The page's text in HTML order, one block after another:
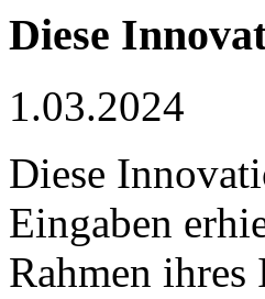
Diese
1.03.2024
Diese
Eingaben
Rahmen